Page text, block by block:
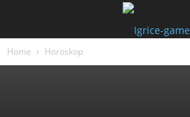
Home Horoskop